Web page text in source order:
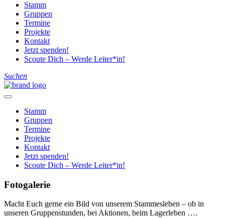
Stamm
Gruppen
Termine
Projekte
Kontakt
Jetzt spenden!
Scoute Dich – Werde Leiter*in!
Suchen
Stamm
Gruppen
Termine
Projekte
Kontakt
Jetzt spenden!
Scoute Dich – Werde Leiter*in!
Fotogalerie
Macht Euch gerne ein Bild von unserem Stammesleben – ob in
unseren Gruppenstunden, bei Aktionen, beim Lagerleben ….